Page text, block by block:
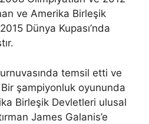
ve Amerika Birleşik
Dünya Kupası’nda
temsil etti ve
Bir şampiyonluk oyununda
Birleşik Devletleri ulusal
James Galanis’e